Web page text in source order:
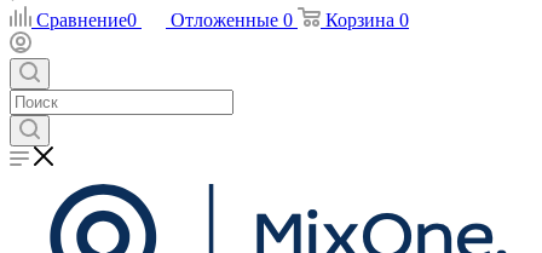
Сравнение0 Отложенные 0 Корзина 0